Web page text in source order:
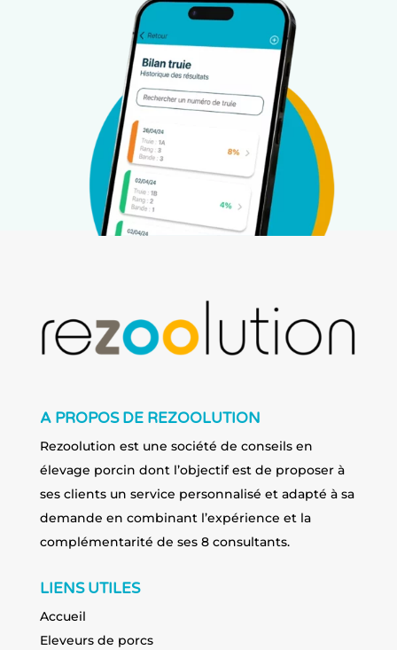
A PROPOS DE REZOOLUTION
Rezoolution est une société de conseils en
élevage porcin dont l’objectif est de proposer à
ses clients un service personnalisé et adapté à sa
demande en combinant l’expérience et la
complémentarité de ses 8 consultants.
LIENS UTILES
Accueil
Eleveurs de porcs